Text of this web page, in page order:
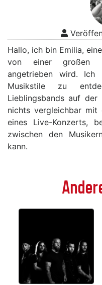
Hallo, ich bin Emilia,
von einer großen
angetrieben wird. Ich
Musikstile zu
Lieblingsbands auf
nichts vergleichbar
eines Live-Konzerts,
zwischen den
kann.